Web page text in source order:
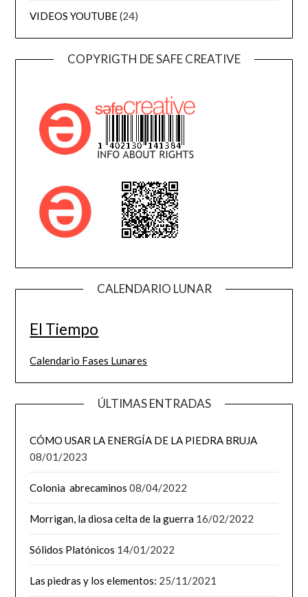
VIDEOS YOUTUBE(24)
COPYRIGTH DE SAFE CREATIVE
CALENDARIO LUNAR
El Tiempo
Calendario Fases Lunares
ÚLTIMAS ENTRADAS
CÓMO USAR LA ENERGÍA DE LA PIEDRA BRUJA
08/01/2023
Colonia abrecaminos 08/04/2022
Morrigan, la diosa celta de la guerra 16/02/2022
Sólidos Platónicos 14/01/2022
Las piedras y los elementos: 25/11/2021